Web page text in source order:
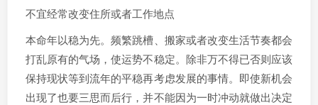
不宜经常改变住所或者工作地点
本命年以稳为先。频繁跳槽、搬家或者改变生活节奏都会
打乱原有的气场，使运势不稳定。除非万不得已否则应该
保持现状等到流年的平稳再考虑发展的事情。即使新机会
出现了也要三思而后行，并不能因为一时冲动就做出决定